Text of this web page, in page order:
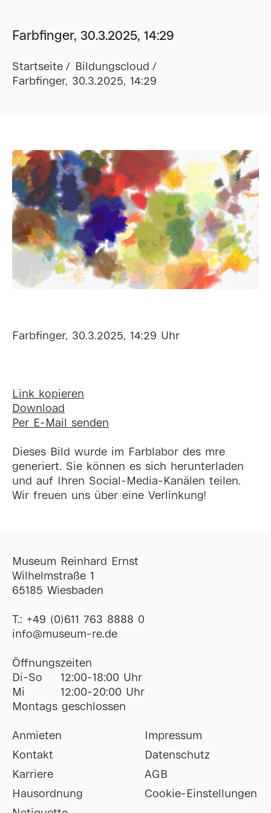
Farbfinger, 30.3.2025, 14:29
Startseite
Bildungscloud
Farbfinger, 30.3.2025, 14:29
Farbfinger, 30.3.2025, 14:29 Uhr
Link kopieren
Download
Per E-Mail senden
Dieses Bild wurde im Farblabor des mre
generiert. Sie können es sich herunterladen
und auf Ihren Social-Media-Kanälen teilen.
Wir freuen uns über eine Verlinkung!
Museum Reinhard Ernst
Wilhelmstraße 1
65185 Wiesbaden
T.: +49 (0)611 763 8888 0
ofni@museum-re de
Öffnungszeiten
Di-So
12:00-18:00 Uhr
Mi
12:00-20:00 Uhr
Montags geschlossen
Anmieten
Kontakt
Karriere
Hausordnung
Impressum
Datenschutz
AGB
Cookie-Einstellungen